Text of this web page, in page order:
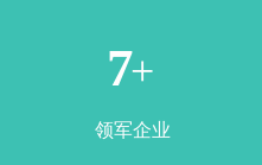
1+
领军企业